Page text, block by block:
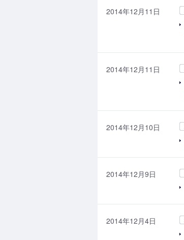
2014年12月11日
2014年12月11日
2014年12月10日
2014年12月9日
2014年12月4日